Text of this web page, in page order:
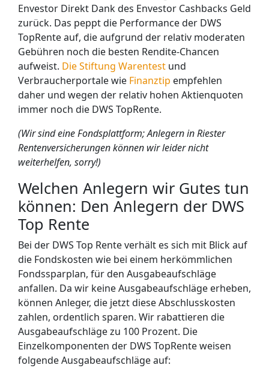
Envestor Direkt Dank des Envestor Cashbacks Geld
zurück. Das peppt die Performance der DWS
TopRente auf, die aufgrund der relativ moderaten
Gebühren noch die besten Rendite-Chancen
aufweist. Die Stiftung Warentest und
Verbraucherportale wie Finanztip empfehlen
daher und wegen der relativ hohen Aktienquoten
immer noch die DWS TopRente.
(Wir sind eine Fondsplattform; Anlegern in Riester
Rentenversicherungen können wir leider nicht
weiterhelfen, sorry!)
Welchen Anlegern wir Gutes tun
können: Den Anlegern der DWS
Top Rente
Bei der DWS Top Rente verhält es sich mit Blick auf
die Fondskosten wie bei einem herkömmlichen
Fondssparplan, für den Ausgabeaufschläge
anfallen. Da wir keine Ausgabeaufschläge erheben,
können Anleger, die jetzt diese Abschlusskosten
zahlen, ordentlich sparen. Wir rabattieren die
Ausgabeaufschläge zu 100 Prozent. Die
Einzelkomponenten der DWS TopRente weisen
folgende Ausgabeaufschläge auf: